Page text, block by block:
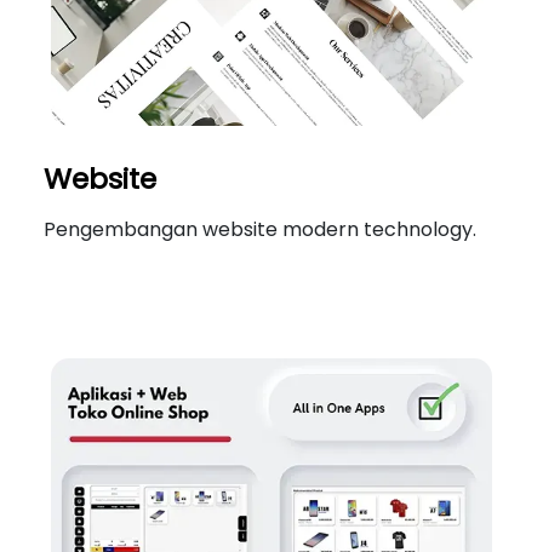
Website
Pengembangan website modern technology.